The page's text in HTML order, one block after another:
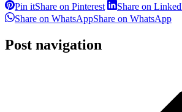
Pin itShare on Pinterest Share on
Share on WhatsAppShare on WhatsApp
Post navigation